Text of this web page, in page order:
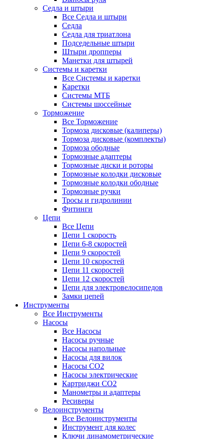
Седла и штыри
Все Седла и штыри
Седла
Седла для триатлона
Подседельные штыри
Штыри дропперы
Манетки для штырей
Системы и каретки
Все Системы и каретки
Каретки
Системы МТБ
Системы шоссейные
Торможение
Все Торможение
Тормоза дисковые (калиперы)
Тормоза дисковые (комплекты)
Тормоза ободные
Тормозные адаптеры
Тормозные диски и роторы
Тормозные колодки дисковые
Тормозные колодки ободные
Тормозные ручки
Тросы и гидролинии
Фитинги
Цепи
Все Цепи
Цепи 1 скорость
Цепи 6-8 скоростей
Цепи 9 скоростей
Цепи 10 скоростей
Цепи 11 скоростей
Цепи 12 скоростей
Цепи для электровелосипедов
Замки цепей
Инструменты
Все Инструменты
Насосы
Все Насосы
Насосы ручные
Насосы напольные
Насосы для вилок
Насосы CO2
Насосы электрические
Картриджи CO2
Манометры и адаптеры
Ресиверы
Велоинструменты
Все Велоинструменты
Инструмент для колес
Ключи динамометрические